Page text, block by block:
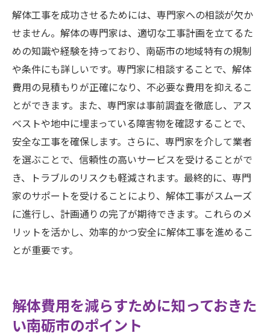
解体工事を成功させるためには、専門家への相談が欠か
せません。解体の専門家は、適切な工事計画を立てるた
めの知識や経験を持っており、南砺市の地域特有の規制
や条件にも詳しいです。専門家に相談することで、解体
費用の見積もりが正確になり、不必要な費用を抑えるこ
とができます。また、専門家は事前調査を徹底し、アス
ベストや地中に埋まっている障害物を確認することで、
安全な工事を確保します。さらに、専門家を介して業者
を選ぶことで、信頼性の高いサービスを受けることがで
き、トラブルのリスクも軽減されます。最終的に、専門
家のサポートを受けることにより、解体工事がスムーズ
に進行し、計画通りの完了が期待できます。これらのメ
リットを活かし、効率的かつ安全に解体工事を進めるこ
とが重要です。
解体費用を減らすために知っておきた
い南砺市のポイント